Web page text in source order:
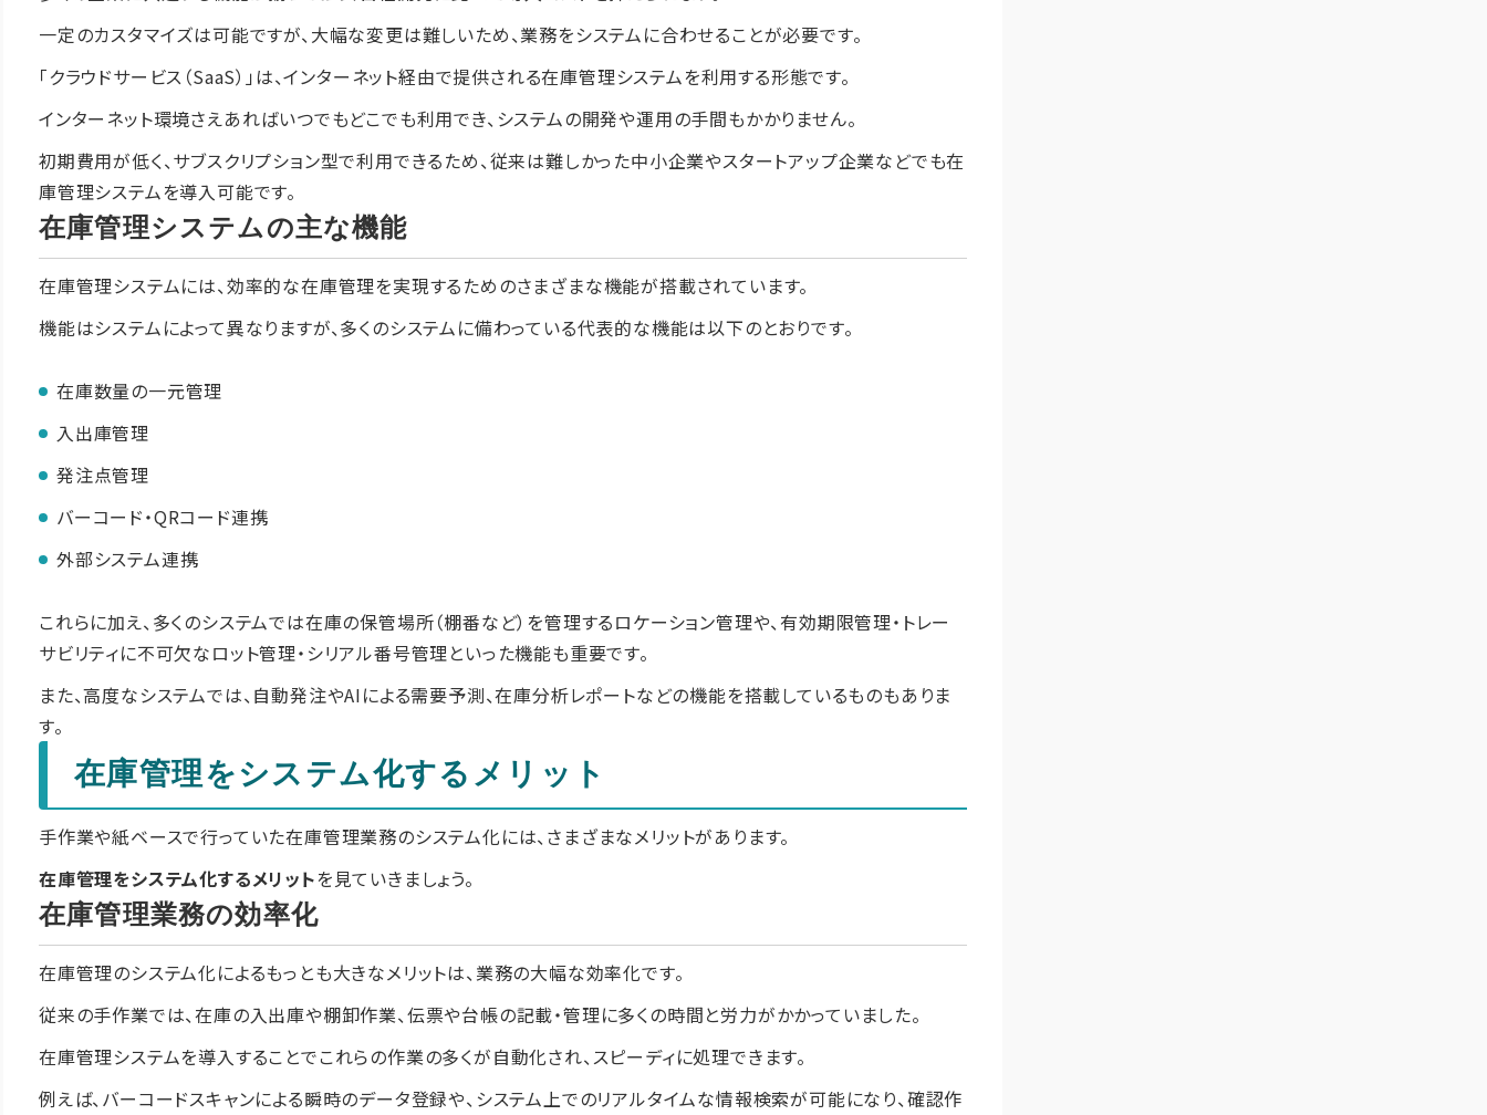
一定のカスタマイズは可能ですが、大幅な変更は難しいため、業務をシステムに合わせることが必要です。
「クラウドサービス（SaaS）」は、インターネット経由で提供される在庫管理システムを利用する形態です。
インターネット環境さえあればいつでもどこでも利用でき、システムの開発や運用の手間もかかりません。
初期費用が低く、サブスクリプション型で利用できるため、従来は難しかった中小企業やスタートアップ企業などでも在
庫管理システムを導入可能です。
在庫管理システムの主な機能
在庫管理システムには、効率的な在庫管理を実現するためのさまざまな機能が搭載されています。
機能はシステムによって異なりますが、多くのシステムに備わっている代表的な機能は以下のとおりです。
在庫数量の一元管理
入出庫管理
発注点管理
バーコード・QRコード連携
外部システム連携
これらに加え、多くのシステムでは在庫の保管場所（棚番など）を管理するロケーション管理や、有効期限管理・トレー
サビリティに不可欠なロット管理・シリアル番号管理といった機能も重要です。
また、高度なシステムでは、自動発注やAIによる需要予測、在庫分析レポートなどの機能を搭載しているものもありま
す。
在庫管理をシステム化するメリット
手作業や紙ベースで行っていた在庫管理業務のシステム化には、さまざまなメリットがあります。
在庫管理をシステム化するメリットを見ていきましょう。
在庫管理業務の効率化
在庫管理のシステム化によるもっとも大きなメリットは、業務の大幅な効率化です。
従来の手作業では、在庫の入出庫や棚卸作業、伝票や台帳の記載・管理に多くの時間と労力がかかっていました。
在庫管理システムを導入することでこれらの作業の多くが自動化され、スピーディに処理できます。
例えば、バーコードスキャンによる瞬時のデータ登録や、システム上でのリアルタイムな情報検索が可能になり、確認作